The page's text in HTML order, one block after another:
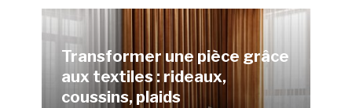
Transformer une pièce grâce
aux textiles : rideaux,
coussins, plaids